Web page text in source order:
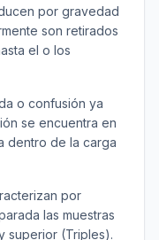
por gravedad
son retirados
el o los
o confusión ya
se encuentra en
dentro de la carga
por
las muestras
superior (Triples).